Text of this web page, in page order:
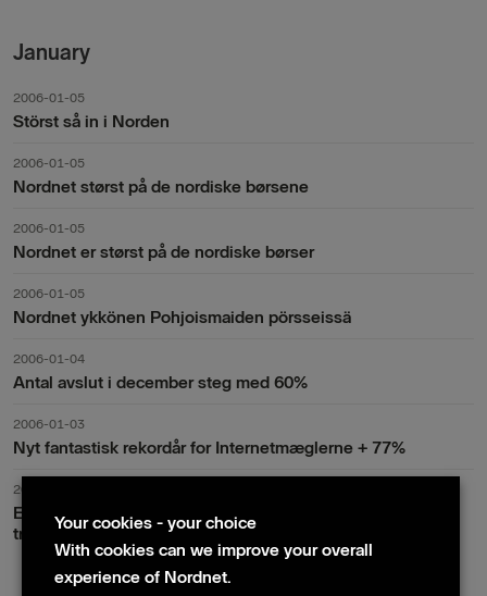
January
2006-01-05
Störst så in i Norden
2006-01-05
Nordnet størst på de nordiske børsene
2006-01-05
Nordnet er størst på de nordiske børser
2006-01-05
Nordnet ykkönen Pohjoismaiden pörsseissä
2006-01-04
Antal avslut i december steg med 60%
2006-01-03
Nyt fantastisk rekordår for Internetmæglerne + 77%
2006-01-02
Ekstrem handel i DNO i desember – 60% flere
transaksjoner
Your cookies - your choice
With cookies can we improve your overall
experience of Nordnet.